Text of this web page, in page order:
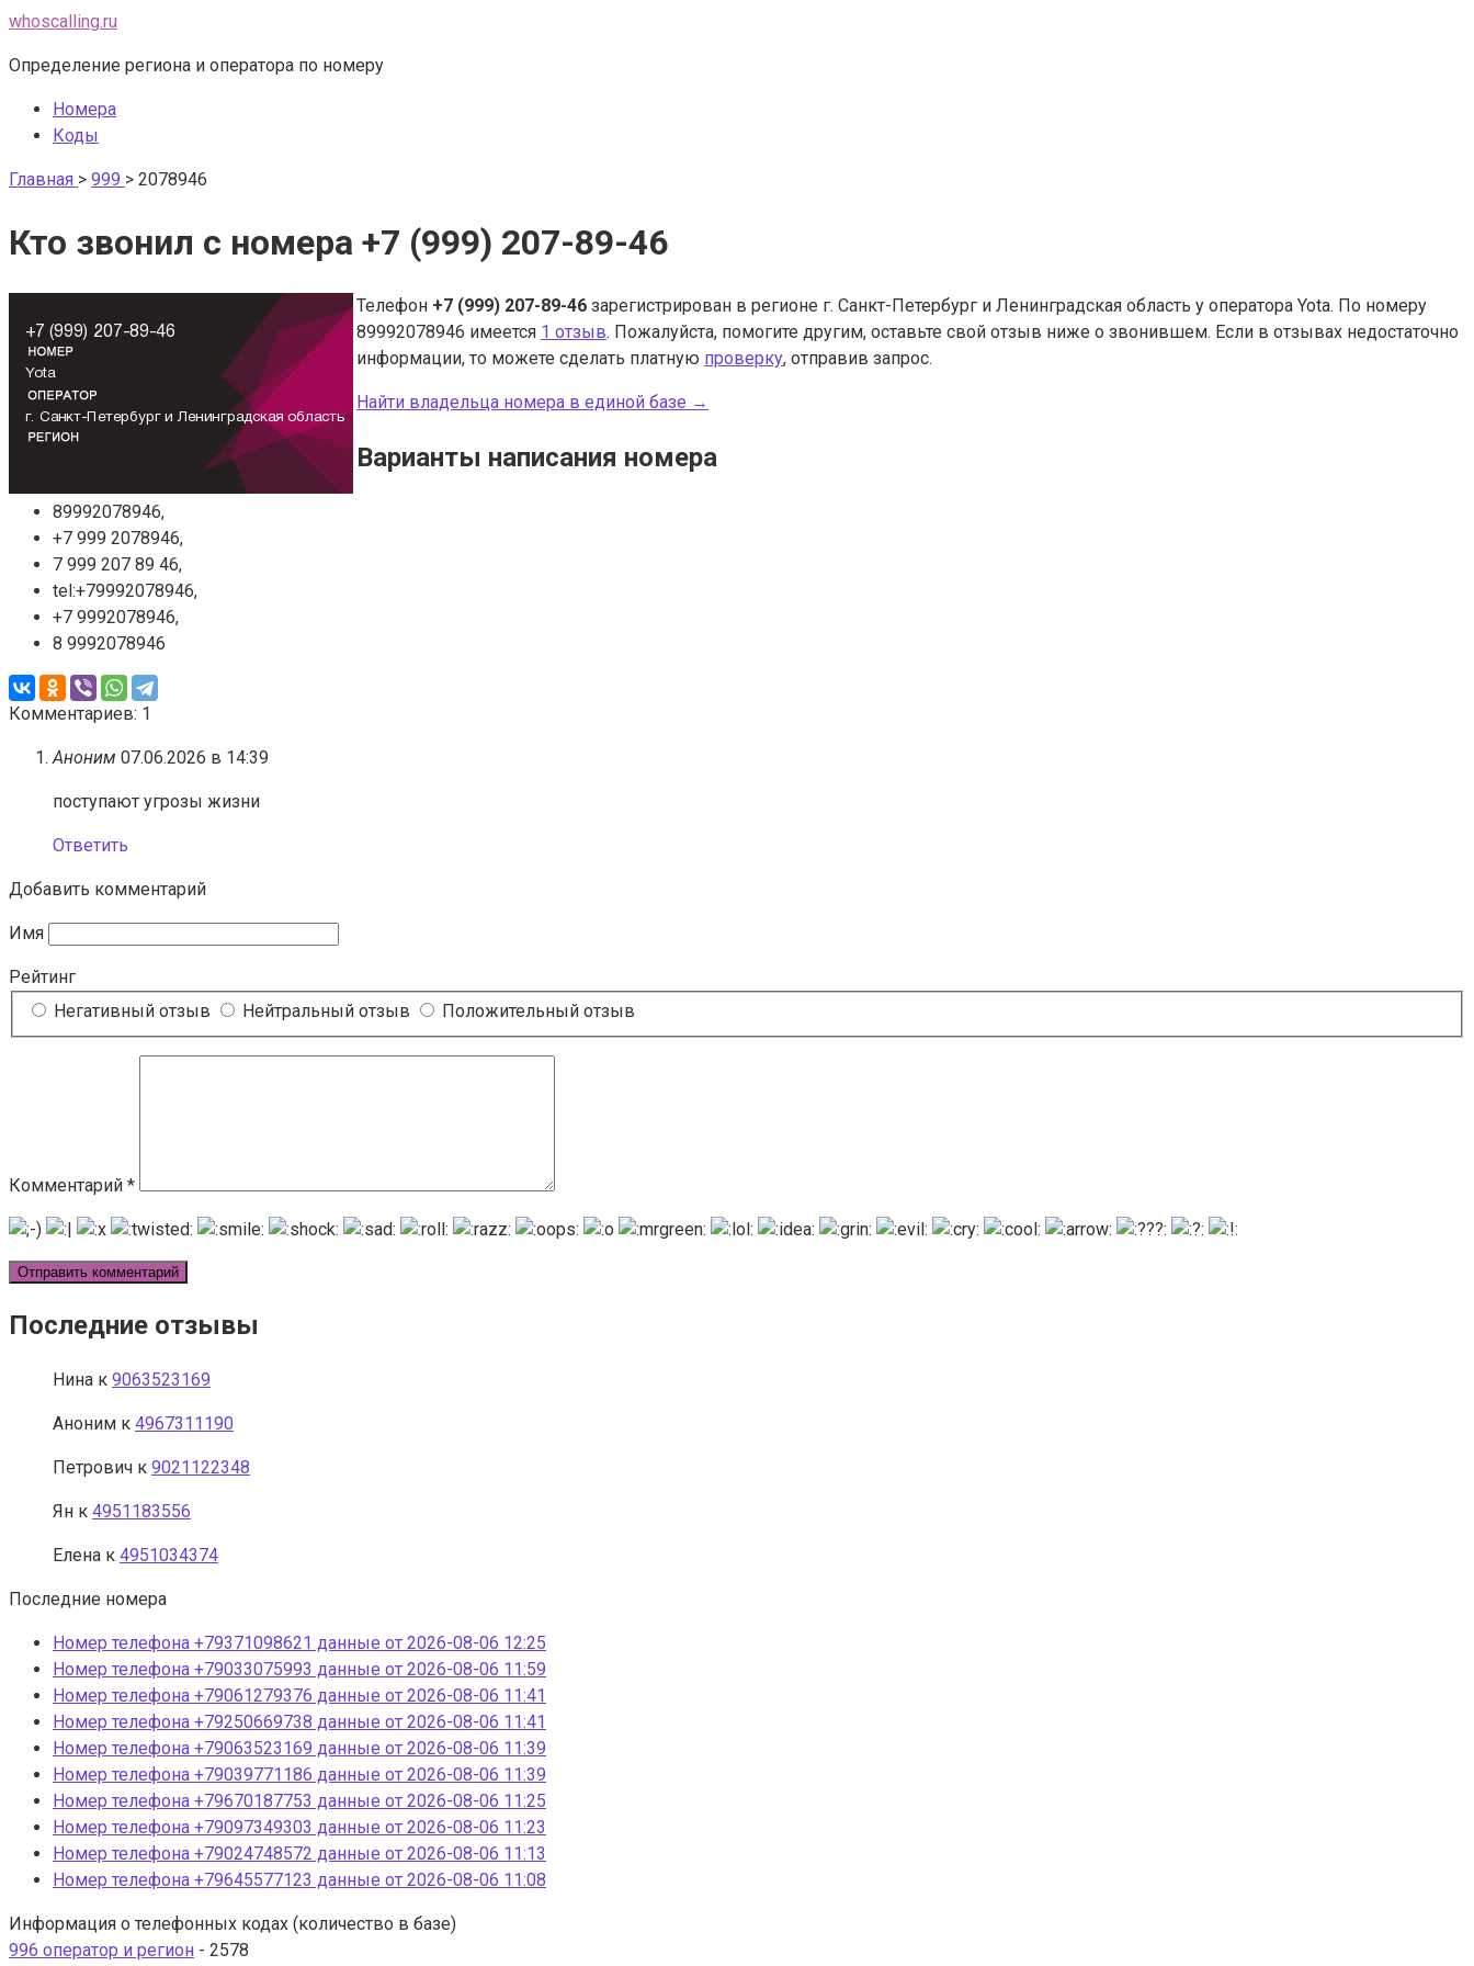
Перейти
контенту
whoscalling.ru
Определение региона и оператора по номеру
Номера
Коды
Главная > 999 > 2078946
Кто звонил с номера +7 (999) 207-89-46
Телефон +7 (999) 207-89-46 зарегистрирован в регионе г. Санкт-Петербург и Ленинградская область у оператора Yota. По номеру
89992078946 имеется 1 отзыв. Пожалуйста, помогите другим, оставьте свой отзыв ниже о звонившем. Если в отзывах недостаточно
информации, то можете сделать платную проверку, отправив запрос.
Найти владельца номера в единой базе →
Варианты написания номера
89992078946,
+7 999 2078946,
7 999 207 89 46,
tel:+79992078946,
+7 9992078946,
8 9992078946
Комментариев: 1
Аноним 07.06.2026 в 14:39
поступают угрозы жизни
Ответить
Добавить комментарий
Имя
Рейтинг
Негативный отзыв
Нейтральный отзыв Положительный отзыв
Комментарий *
Последние отзывы
Нина к 9063523169
Аноним к 4967311190
Петрович к 9021122348
Ян к 4951183556
Елена к 4951034374
Последние номера
Номер телефона +79371098621 данные от 2026-08-06 12:25
Номер телефона +79033075993 данные от 2026-08-06 11:59
Номер телефона +79061279376 данные от 2026-08-06 11:41
Номер телефона +79250669738 данные от 2026-08-06 11:41
Номер телефона +79063523169 данные от 2026-08-06 11:39
Номер телефона +79039771186 данные от 2026-08-06 11:39
Номер телефона +79670187753 данные от 2026-08-06 11:25
Номер телефона +79097349303 данные от 2026-08-06 11:23
Номер телефона +79024748572 данные от 2026-08-06 11:13
Номер телефона +79645577123 данные от 2026-08-06 11:08
Информация о телефонных кодах (количество в базе)
996 оператор и регион - 2578